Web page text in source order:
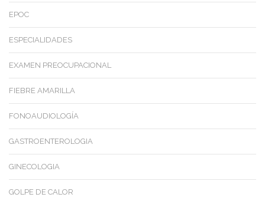
EPOC
ESPECIALIDADES
EXAMEN PREOCUPACIONAL
FIEBRE AMARILLA
FONOAUDIOLOGÍA
GASTROENTEROLOGIA
GINECOLOGIA
GOLPE DE CALOR